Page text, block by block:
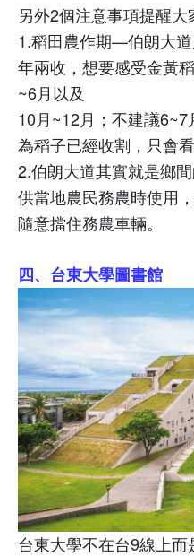
另外2個注意事項提醒大
1.稻田農作期—伯朗大
年兩收，想要感受金黃
~6月以及
10月~12月；不建議6~7
為稻子已經收割，只會
2.伯朗大道其實就是鄉
供當地農民務農時使用
隨意擋住務農車輛。
四、台東大學圖書館
台東大學不在台9線上而